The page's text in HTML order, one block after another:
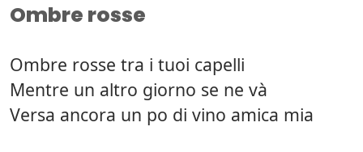
Ombre rosse
Ombre rosse tra i tuoi capelli
Mentre un altro giorno se ne và
Versa ancora un po di vino amica mia